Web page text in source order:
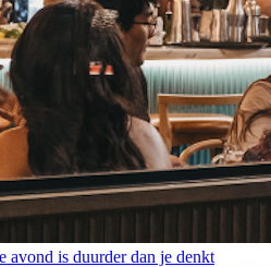
avond is duurder dan je denkt